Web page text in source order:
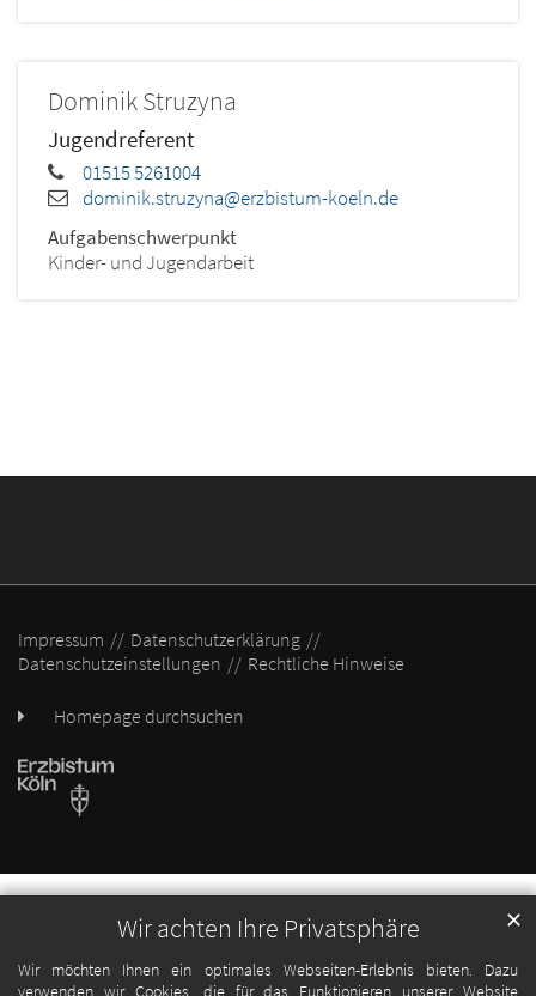
Wir achten Ihre Privatsphäre
Wir möchten Ihnen ein optimales Webseiten-Erlebnis bieten. Dazu
verwenden wir Cookies, die für das Funktionieren unserer Website
✕
DominikStruzyna
Jugendreferent
01515 5261004
dominik.struzyna@erzbistum-koeln.de
Aufgabenschwerpunkt
Kinder- und Jugendarbeit
Impressum
Datenschutzerklärung
Datenschutzeinstellungen
Rechtliche Hinweise
Homepage durchsuchen